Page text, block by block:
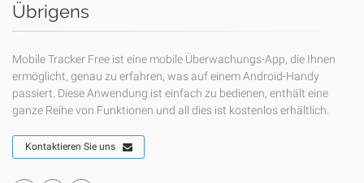
Übrigens
Mobile Tracker Free ist eine mobile Überwachungs-App, die Ihnen
ermöglicht, genau zu erfahren, was auf einem Android-Handy
passiert. Diese Anwendung ist einfach zu bedienen, enthält eine
ganze Reihe von Funktionen und all dies ist kostenlos erhältlich.
Kontaktieren Sie uns